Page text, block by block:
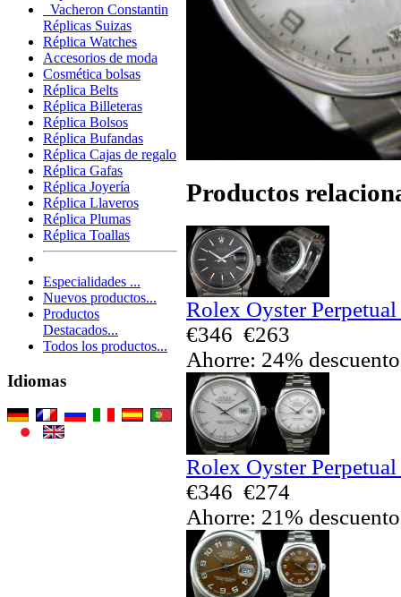
Vacheron Constantin
Réplicas Suizas
Réplica Watches
Accesorios de moda
Cosmética bolsas
Réplica Belts
Réplica Billeteras
Réplica Bolsos
Réplica Bufandas
Réplica Cajas de regalo
Réplica Gafas
Réplica Joyería
Réplica Llaveros
Réplica Plumas
Réplica Toallas
Especialidades ...
Nuevos productos...
Productos
Destacados...
Todos los productos...
Idiomas
Productos
Rolex Oyster
€346 €263
Ahorre: 24% descuento
Rolex Oyster
€346 €274
Ahorre: 21% descuento